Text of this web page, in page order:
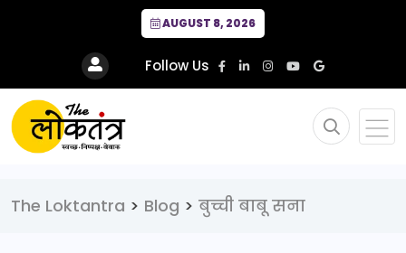
AUGUST 8, 2026
Follow Us
The Loktantra > Blog > बुच्ची बाबू सना